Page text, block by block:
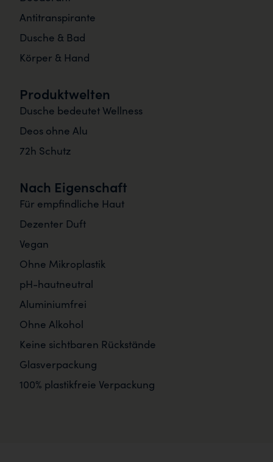
Antitranspirante
Dusche & Bad
Körper & Hand
Produktwelten
Dusche bedeutet Wellness
Deos ohne Alu
72h Schutz
Nach Eigenschaft
Für empfindliche Haut
Dezenter Duft
Vegan
Ohne Mikroplastik
pH-hautneutral
Aluminiumfrei
Ohne Alkohol
Keine sichtbaren Rückstände
Glasverpackung
100% plastikfreie Verpackung